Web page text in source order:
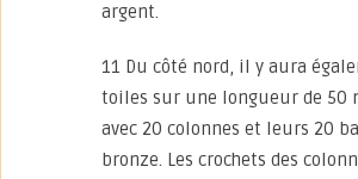
argent.
11 Du côté nord, il y aura
toiles sur une longueur de 50
avec 20 colonnes et leurs 20
bronze. Les crochets des